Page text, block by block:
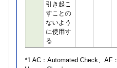
引き起こ
すことの
ないよう
に使用す
る
*1 AC： Automated Check、AF：